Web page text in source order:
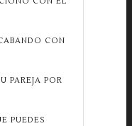
CON
PAREJA POR
PUEDES